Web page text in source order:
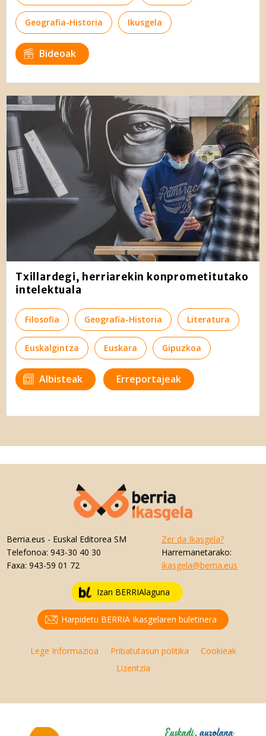
Geografia-Historia Ikusgela
Bideoak
Txillardegi, herriarekin konprometitutako
intelektuala
Filosofia Geografia-Historia Literatura
Euskalgintza Euskara Gipuzkoa
Albisteak Erreportajeak
Berria.eus - Euskal Editorea SM
Telefonoa: 943-30 40 30
Faxa: 943-59 01 72
Zer da Ikasgela?
Harremanetarako:
ikasgela@berria.eus
Izan BERRIAlaguna
Harpidetu BERRIA Ikasgelaren buletinera
Lege Informazioa Pribatutasun politika
Cookieak
Lizentzia